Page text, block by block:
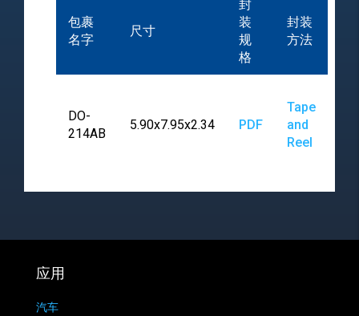
包裹
名字
尺寸
封
装
规
格
封装
方法
DO-
214AB
5.90x7.95x2.34 PDF
Tape
and
Reel
应用
汽车